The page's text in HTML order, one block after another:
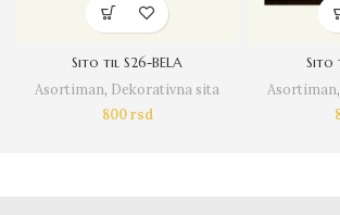
Sito til S26-BELA
Asortiman, Dekorativna sita
800rsd
Sito
Asortiman,